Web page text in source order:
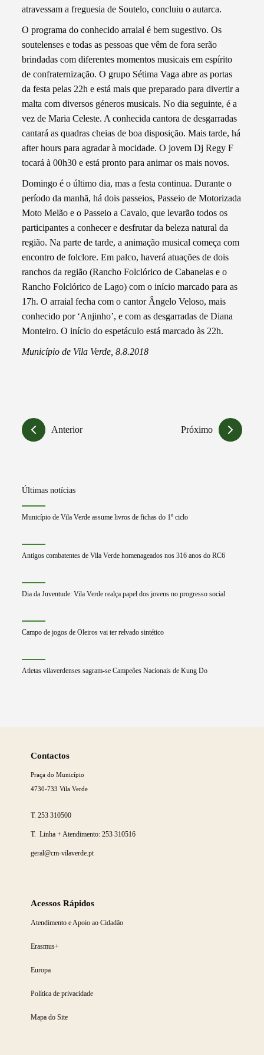
atravessam a freguesia de Soutelo, concluiu o autarca.
O programa do conhecido arraial é bem sugestivo. Os
soutelenses e todas as pessoas que vêm de fora serão
brindadas com diferentes momentos musicais em espírito
de confraternização. O grupo Sétima Vaga abre as portas
da festa pelas 22h e está mais que preparado para divertir a
malta com diversos géneros musicais. No dia seguinte, é a
vez de Maria Celeste. A conhecida cantora de desgarradas
cantará as quadras cheias de boa disposição. Mais tarde, há
after hours para agradar à mocidade. O jovem Dj Regy F
tocará à 00h30 e está pronto para animar os mais novos.
Domingo é o último dia, mas a festa continua. Durante o
período da manhã, há dois passeios, Passeio de Motorizada
Moto Melão e o Passeio a Cavalo, que levarão todos os
participantes a conhecer e desfrutar da beleza natural da
região. Na parte de tarde, a animação musical começa com
encontro de folclore. Em palco, haverá atuações de dois
ranchos da região (Rancho Folclórico de Cabanelas e o
Rancho Folclórico de Lago) com o início marcado para as
17h. O arraial fecha com o cantor Ângelo Veloso, mais
conhecido por ‘Anjinho’, e com as desgarradas de Diana
Monteiro. O início do espetáculo está marcado às 22h.
Município de Vila Verde, 8.8.2018
Anterior Próximo
Últimas notícias
Município de Vila Verde assume livros de fichas do 1º ciclo
Antigos combatentes de Vila Verde homenageados nos 316 anos do RC6
Dia da Juventude: Vila Verde realça papel dos jovens no progresso social
Campo de jogos de Oleiros vai ter relvado sintético
Atletas vilaverdenses sagram-se Campeões Nacionais de Kung Do
Contactos
Praça do Município
4730-733 Vila Verde
T.253 310500
T. Linha + Atendimento: 253 310516
geral@cm-vilaverde.pt
Acessos Rápidos
Atendimento e Apoio ao Cidadão
Erasmus+
Europa
Política de privacidade
Mapa do Site